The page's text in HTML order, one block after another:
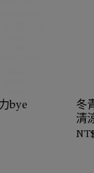
bye
冬
清